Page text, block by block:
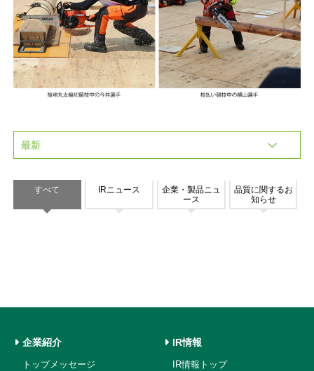
すべて IRニュース
企業・製品ニュ
ース
品質に関するお
知らせ
企業紹介
トップメッセージ
IR情報
IR情報トップ